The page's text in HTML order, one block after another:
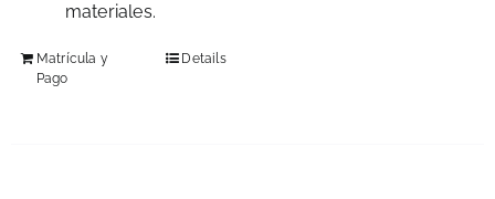
materiales.
Matrícula y
Pago
Details